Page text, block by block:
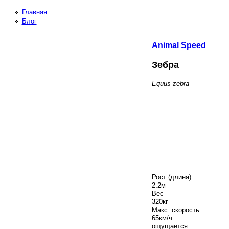
Главная
Блог
Animal Speed
Зебра
Equus zebra
Рост (длина)
2.2м
Вес
320кг
Макс. скорость
65км/ч
ощущается